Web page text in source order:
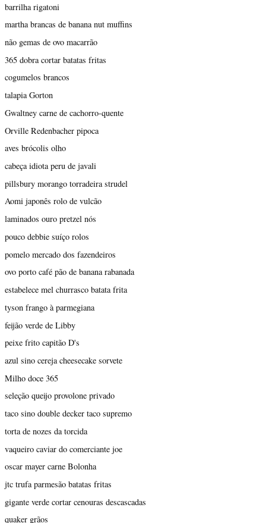
barrilha rigatoni
martha brancas de banana nut muffins
não gemas de ovo macarrão
365 dobra cortar batatas fritas
cogumelos brancos
talapia Gorton
Gwaltney carne de cachorro-quente
Orville Redenbacher pipoca
aves brócolis olho
cabeça idiota peru de javali
pillsbury morango torradeira strudel
Aomi japonês rolo de vulcão
laminados ouro pretzel nós
pouco debbie suíço rolos
pomelo mercado dos fazendeiros
ovo porto café pão de banana rabanada
estabelece mel churrasco batata frita
tyson frango à parmegiana
feijão verde de Libby
peixe frito capitão D's
azul sino cereja cheesecake sorvete
Milho doce 365
seleção queijo provolone privado
taco sino double decker taco supremo
torta de nozes da torcida
vaqueiro caviar do comerciante joe
oscar mayer carne Bolonha
jtc trufa parmesão batatas fritas
gigante verde cortar cenouras descascadas
quaker grãos